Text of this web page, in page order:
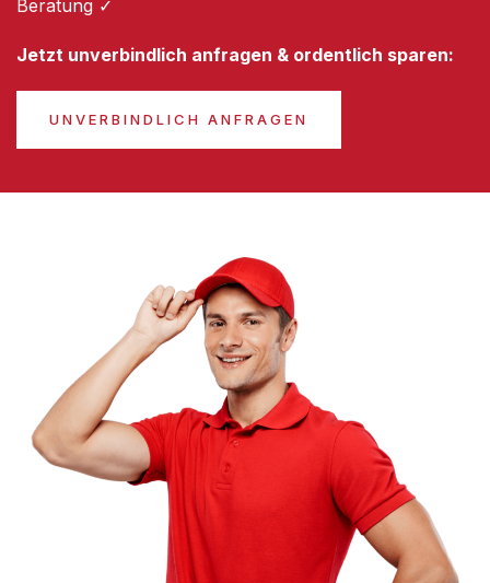
Beratung ✓
Jetzt unverbindlich anfragen & ordentlich sparen:
UNVERBINDLICH ANFRAGEN